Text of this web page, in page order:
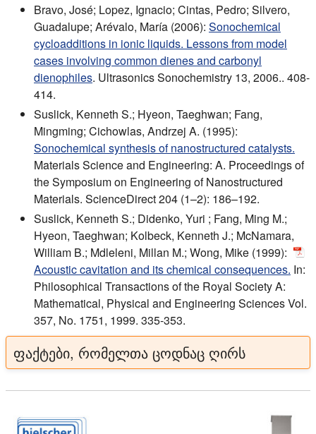
Bravo, José; Lopez, Ignacio; Cintas, Pedro; Silvero,
Guadalupe; Arévalo, María (2006): Sonochemical
cycloadditions in ionic liquids. Lessons from model
cases involving common dienes and carbonyl
dienophiles. Ultrasonics Sonochemistry 13, 2006.. 408-
414.
Suslick, Kenneth S.; Hyeon, Taeghwan; Fang,
Mingming; Cichowlas, Andrzej A. (1995):
Sonochemical synthesis of nanostructured catalysts.
Materials Science and Engineering: A. Proceedings of
the Symposium on Engineering of Nanostructured
Materials. ScienceDirect 204 (1–2): 186–192.
Suslick, Kenneth S.; Didenko, Yuri ; Fang, Ming M.;
Hyeon, Taeghwan; Kolbeck, Kenneth J.; McNamara,
William B.; Mdleleni, Millan M.; Wong, Mike (1999):
Acoustic cavitation and its chemical consequences. In:
Philosophical Transactions of the Royal Society A:
Mathematical, Physical and Engineering Sciences Vol.
357, No. 1751, 1999. 335-353.
ფაქტები, რომელთა ცოდნაც ღირს